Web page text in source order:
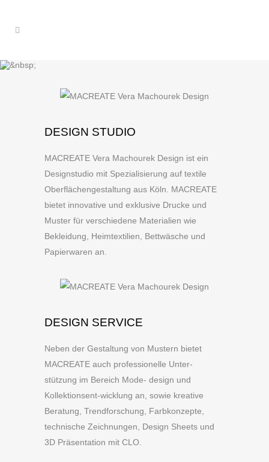
DESIGN STUDIO
MACREATE Vera Machourek Design ist ein
Designstudio mit Spezialisierung auf textile
Oberflächengestaltung aus Köln. MACREATE
bietet innovative und exklusive Drucke und
Muster für verschiedene Materialien wie
Bekleidung, Heimtextilien, Bettwäsche und
Papierwaren an.
DESIGN SERVICE
Neben der Gestaltung von Mustern bietet
MACREATE auch professionelle Unter-
stützung im Bereich Mode- design und
Kollektionsent-wicklung an, sowie kreative
Beratung, Trendforschung, Farbkonzepte,
technische Zeichnungen, Design Sheets und
3D Präsentation mit CLO.